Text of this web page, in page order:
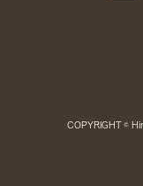
COPYRIGHT ©